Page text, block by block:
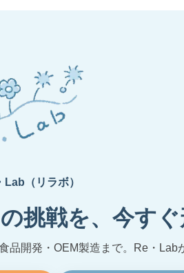
（リラボ）
挑戦を、今すぐ
品開発・OEM製造まで。Re・Lab